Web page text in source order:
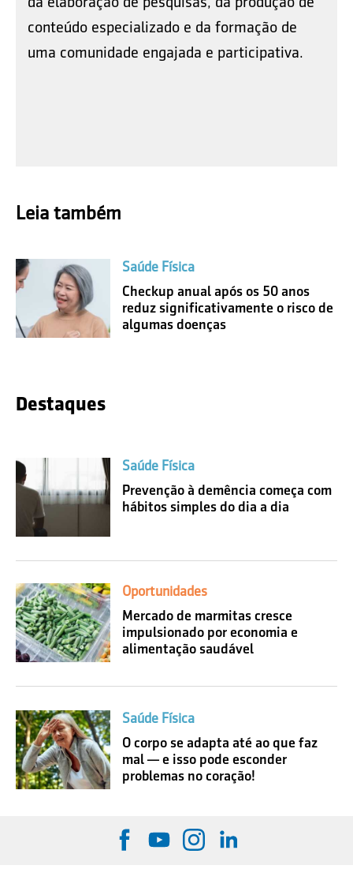
conteúdo especializado e da formação de
uma comunidade engajada e participativa.
Leia também
Saúde Física
Checkup anual após os 50 anos
reduz significativamente o risco de
algumas doenças
Destaques
Saúde Física
Prevenção à demência começa com
hábitos simples do dia a dia
Oportunidades
Mercado de marmitas cresce
impulsionado por economia e
alimentação saudável
Saúde Física
O corpo se adapta até ao que faz
mal — e isso pode esconder
problemas no coração!